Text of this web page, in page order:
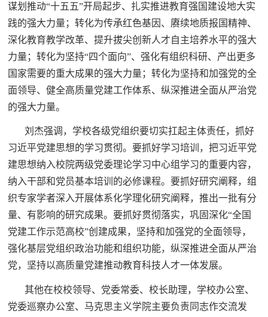
谋划推动“十五五”开局起步、扎实推进教育强国建设地大实
践的强大力量；转化为传承红色基因、赓续地质报国精神、
深化教育教学改革、提升拔尖创新人才自主培养水平的强大
力量；转化为坚持“四个面向”、强化有组织科研、产出更多
国家需要的重大成果的强大力量；转化为坚持和加强党的全
面领导、健全高质量党建工作体系、纵深推进全面从严治党
的强大力量。
刘杰强调，学校各级党组织要切实扛起主体责任，抓好
习近平党建思想的学习贯彻。要抓好学习培训，把习近平党
建思想纳入校院两级党委理论学习中心组学习的重要内容，
纳入干部和党员基本培训的必修课程。要抓好研究阐释，组
织专家学者深入开展体系化学理化研究阐释，推出一批有分
量、有影响的研究成果。要抓好贯彻落实，巩固深化“全国
党建工作示范高校”创建成果，坚持和加强党的全面领导，
强化基层党组织政治功能和组织功能，纵深推进全面从严治
党，坚持以高质量党建推动教育科技人才一体发展。
其他在校校领导、党委常委、校长助理，学校办公室、
党委巡察办公室、马克思主义学院主要负责同志作交流发